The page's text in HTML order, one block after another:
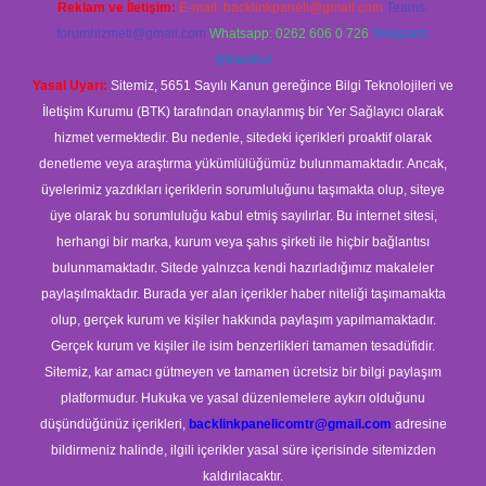
Reklam ve İletişim: E-mail: backlinkpaneli@gmail.com Teams:
forumhizmeti@gmail.com Whatsapp: 0262 606 0 726 Telegram:
@karabul
Yasal Uyarı: Sitemiz, 5651 Sayılı Kanun gereğince Bilgi Teknolojileri ve
İletişim Kurumu (BTK) tarafından onaylanmış bir Yer Sağlayıcı olarak
hizmet vermektedir. Bu nedenle, sitedeki içerikleri proaktif olarak
denetleme veya araştırma yükümlülüğümüz bulunmamaktadır. Ancak,
üyelerimiz yazdıkları içeriklerin sorumluluğunu taşımakta olup, siteye
üye olarak bu sorumluluğu kabul etmiş sayılırlar. Bu internet sitesi,
herhangi bir marka, kurum veya şahıs şirketi ile hiçbir bağlantısı
bulunmamaktadır. Sitede yalnızca kendi hazırladığımız makaleler
paylaşılmaktadır. Burada yer alan içerikler haber niteliği taşımamakta
olup, gerçek kurum ve kişiler hakkında paylaşım yapılmamaktadır.
Gerçek kurum ve kişiler ile isim benzerlikleri tamamen tesadüfidir.
Sitemiz, kar amacı gütmeyen ve tamamen ücretsiz bir bilgi paylaşım
platformudur. Hukuka ve yasal düzenlemelere aykırı olduğunu
düşündüğünüz içerikleri, backlinkpanelicomtr@gmail.com adresine
bildirmeniz halinde, ilgili içerikler yasal süre içerisinde sitemizden
kaldırılacaktır.